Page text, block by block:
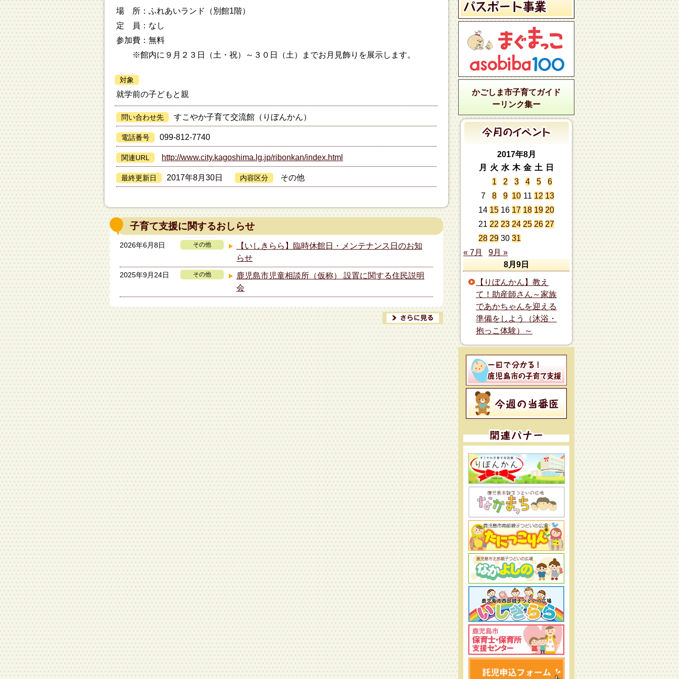
場 所：ふれあいランド（別館1階）
定 員：なし
参加費：無料
※館内に９月２３日（土・祝）～３０日（土）までお月見飾りを展示します。
対象
就学前の子どもと親
問い合わせ先 すこやか子育て交流館（りぼんかん）
電話番号 099-812-7740
関連URL http://www.city.kagoshima.lg.jp/ribonkan/index.html
最終更新日 2017年8月30日 内容区分 その他
子育て支援に関するおしらせ
2026年6月8日 その他
【いしきらら】臨時休館日・メンテナンス日のお知
らせ
2025年9月24日 その他
鹿児島市児童相談所（仮称） 設置に関する住民説明
会
かごしま市子育てガイド
ーリンク集ー
2017年8月
月
火 水 木 金 土
日
1
2 3 4 5
6
7
8 9 10 11 12 13
14 15 16 17 18 19 20
21 22 23 24 25 26 27
28 29 30 31
« 7月
9月 »
8月9日
【りぼんかん】教え
て！助産師さん～家族
であかちゃんを迎える
準備をしよう（沐浴・
抱っこ体験）～